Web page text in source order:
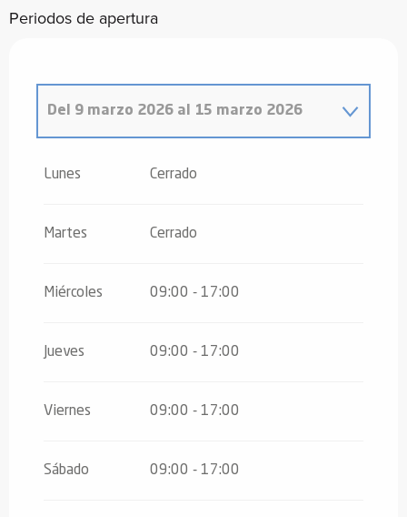
Periodos de apertura
Del 9 marzo 2026 al 15 marzo 2026
Lunes Cerrado
Martes Cerrado
Miércoles 09:00 - 17:00
Jueves 09:00 - 17:00
Viernes 09:00 - 17:00
Sábado 09:00 - 17:00